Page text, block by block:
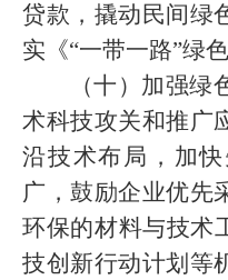
贷款，撬动民间绿
实《“一带一路”绿
（十）加强绿色
术科技攻关和推广
沿技术布局，加
广，鼓励企业优先
环保的材料与技术
技创新行动计划等